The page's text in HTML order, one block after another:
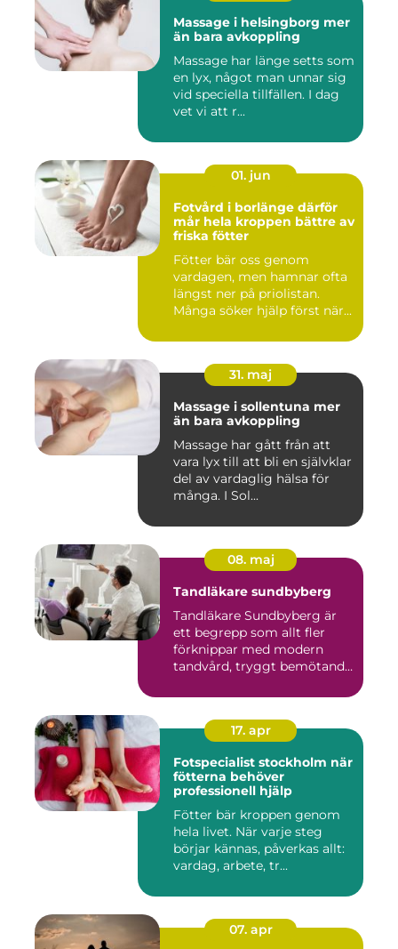
Massage i helsingborg mer
än bara avkoppling
Massage har länge setts som
en lyx, något man unnar sig
vid speciella tillfällen. I dag
vet vi att r...
01. jun
Fotvård i borlänge därför
mår hela kroppen bättre av
friska fötter
Fötter bär oss genom
vardagen, men hamnar ofta
längst ner på priolistan.
Många söker hjälp först när...
31. maj
Massage i sollentuna mer
än bara avkoppling
Massage har gått från att
vara lyx till att bli en självklar
del av vardaglig hälsa för
många. I Sol...
08. maj
Tandläkare sundbyberg
Tandläkare Sundbyberg är
ett begrepp som allt fler
förknippar med modern
tandvård, tryggt bemötande
17. apr
Fotspecialist stockholm när
fötterna behöver
professionell hjälp
Fötter bär kroppen genom
hela livet. När varje steg
börjar kännas, påverkas allt:
vardag, arbete, tr...
07. apr